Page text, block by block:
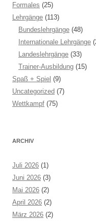
Formales (25)
Lehrgänge (113)
Bundeslehrgänge (48)
Internationale Lehrgänge
Landeslehrgänge (33)
Trainer-Ausbildung (15)
Spaß + Spiel (9)
Uncategorized (7)
Wettkampf (75)
ARCHIV
Juli 2026 (1)
Juni 2026 (3)
Mai 2026 (2)
April 2026 (2)
März 2026 (2)